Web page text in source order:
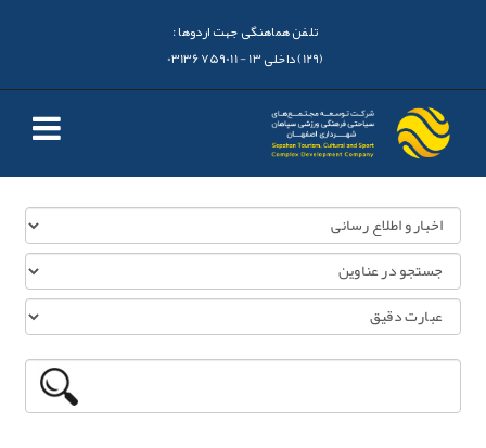
تلفن هماهنگی جهت اردوها :